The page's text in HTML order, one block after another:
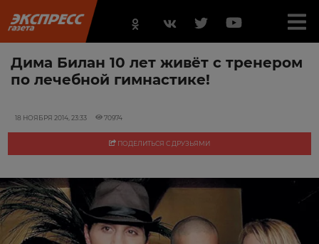
Дима Билан 10 лет живёт с тренером
по лечебной гимнастике!
18 НОЯБРЯ 2014, 23:33 70974
ПОДЕЛИТЬСЯ С ДРУЗЬЯМИ